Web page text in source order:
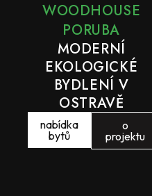
WOODHOUSE
PORUBA
MODERNÍ
EKOLOGICKÉ
BYDLENÍ V
OSTRAVĚ
nabídka
bytů
o
projektu